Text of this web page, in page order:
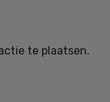
te plaatsen.